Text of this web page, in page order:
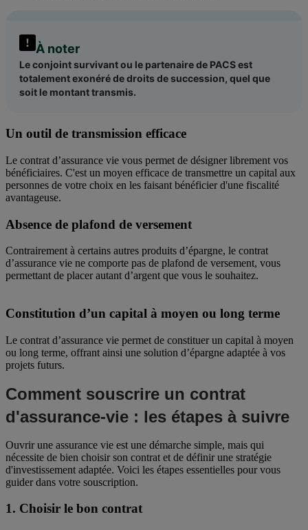
À noter
Le conjoint survivant ou le partenaire de PACS est
totalement exonéré de droits de succession, quel que
soit le montant transmis.
Un outil de transmission efficace
Le contrat d’assurance vie vous permet de désigner librement vos
bénéficiaires. C'est un moyen efficace de transmettre un capital aux
personnes de votre choix en les faisant bénéficier d'une fiscalité
avantageuse.
Absence de plafond de versement
Contrairement à certains autres produits d’épargne, le contrat
d’assurance vie ne comporte pas de plafond de versement, vous
permettant de placer autant d’argent que vous le souhaitez.
Constitution d’un capital à moyen ou long terme
Le contrat d’assurance vie permet de constituer un capital à moyen
ou long terme, offrant ainsi une solution d’épargne adaptée à vos
projets futurs.
Comment souscrire un contrat
d'assurance-vie : les étapes à suivre
Ouvrir une assurance vie est une démarche simple, mais qui
nécessite de bien choisir son contrat et de définir une stratégie
d'investissement adaptée. Voici les étapes essentielles pour vous
guider dans votre souscription.
1. Choisir le bon contrat